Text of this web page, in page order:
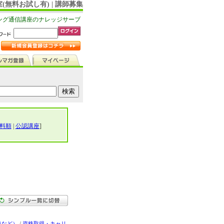
無料お試し有) | 講師募集
通信講座のナレッジサーブ
順| 公認講座]